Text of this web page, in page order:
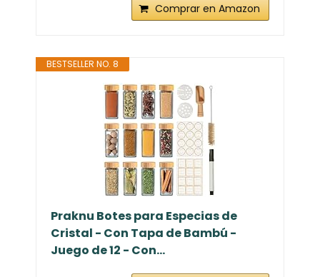
Comprar en Amazon
BESTSELLER NO. 8
Praknu Botes para Especias de
Cristal - Con Tapa de Bambú -
Juego de 12 - Con...